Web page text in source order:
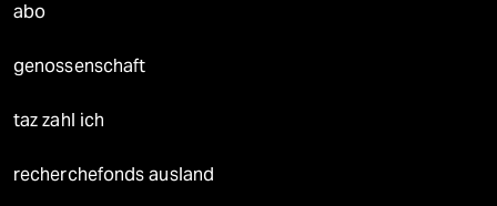
abo
genossenschaft
taz zahl ich
recherchefonds ausland